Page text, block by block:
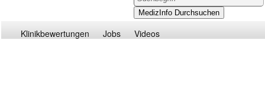
Klinikbewertungen Jobs Videos